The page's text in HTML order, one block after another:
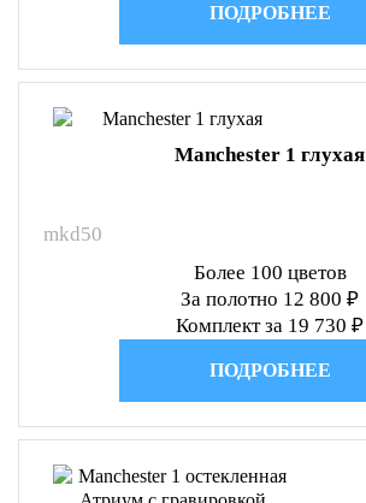
ПОДРОБНЕЕ
Manchester 1 глухая
mkd50
Более 100 цветов
За полотно 12 800 ₽
Комплект за 19 730 ₽
ПОДРОБНЕЕ